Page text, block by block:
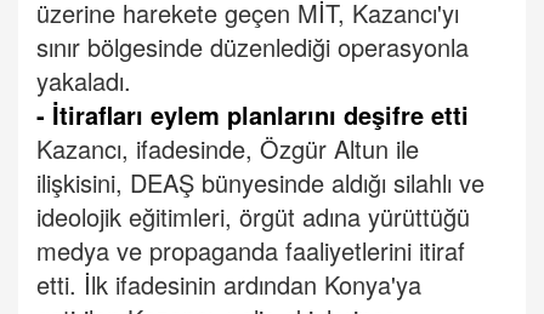
üzerine harekete geçen MİT, Kazancı'yı
sınır bölgesinde düzenlediği operasyonla
yakaladı.
- İtirafları eylem planlarını deşifre etti
Kazancı, ifadesinde, Özgür Altun ile
ilişkisini, DEAŞ bünyesinde aldığı silahlı ve
ideolojik eğitimleri, örgüt adına yürüttüğü
medya ve propaganda faaliyetlerini itiraf
etti. İlk ifadesinin ardından Konya'ya